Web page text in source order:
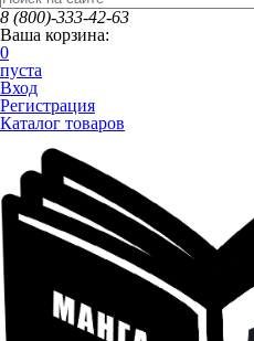
8 (800)-333-42-63
Ваша корзина:
0
пуста
Вход
Регистрация
Каталог товаров